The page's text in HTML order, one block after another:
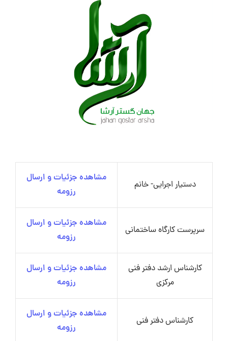
دستیار اجرایی- خانم
مشاهده جزئیات و ارسال
رزومه
سرپرست کارگاه ساختمانی
مشاهده جزئیات و ارسال
رزومه
کارشناس ارشد دفتر فنی
مرکزی
مشاهده جزئیات و ارسال
رزومه
کارشناس دفتر فنی
مشاهده جزئیات و ارسال
رزومه